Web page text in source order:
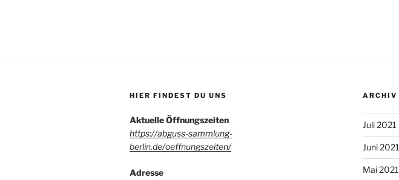
HIER FINDEST DU UNS
Aktuelle Öffnungszeiten
https://abguss-sammlung-
berlin.de/oeffnungszeiten/
Adresse
ARCHIV
Juli 2021
Juni 2021
Mai 2021